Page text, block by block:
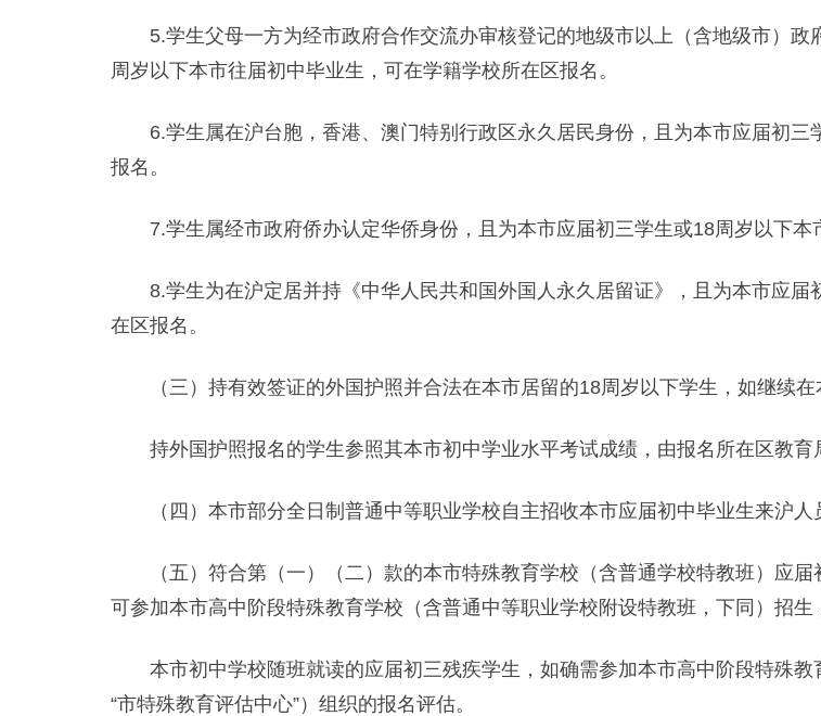
5.学生父母一方为经市政府合作交流办审核登记的地级市以上（含地级市）政
周岁以下本市往届初中毕业生，可在学籍学校所在区报名。
6.学生属在沪台胞，香港、澳门特别行政区永久居民身份，且为本市应届初三
报名。
7.学生属经市政府侨办认定华侨身份，且为本市应届初三学生或18周岁以下本
8.学生为在沪定居并持《中华人民共和国外国人永久居留证》，且为本市应届
在区报名。
（三）持有效签证的外国护照并合法在本市居留的18周岁以下学生，如继续在
持外国护照报名的学生参照其本市初中学业水平考试成绩，由报名所在区教育
（四）本市部分全日制普通中等职业学校自主招收本市应届初中毕业生来沪人
（五）符合第（一）（二）款的本市特殊教育学校（含普通学校特教班）应届
可参加本市高中阶段特殊教育学校（含普通中等职业学校附设特教班，下同）招生
本市初中学校随班就读的应届初三残疾学生，如确需参加本市高中阶段特殊教
“市特殊教育评估中心”）组织的报名评估。